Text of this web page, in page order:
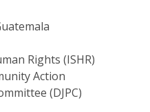
Rights (ISHR)
Action
(DJPC)